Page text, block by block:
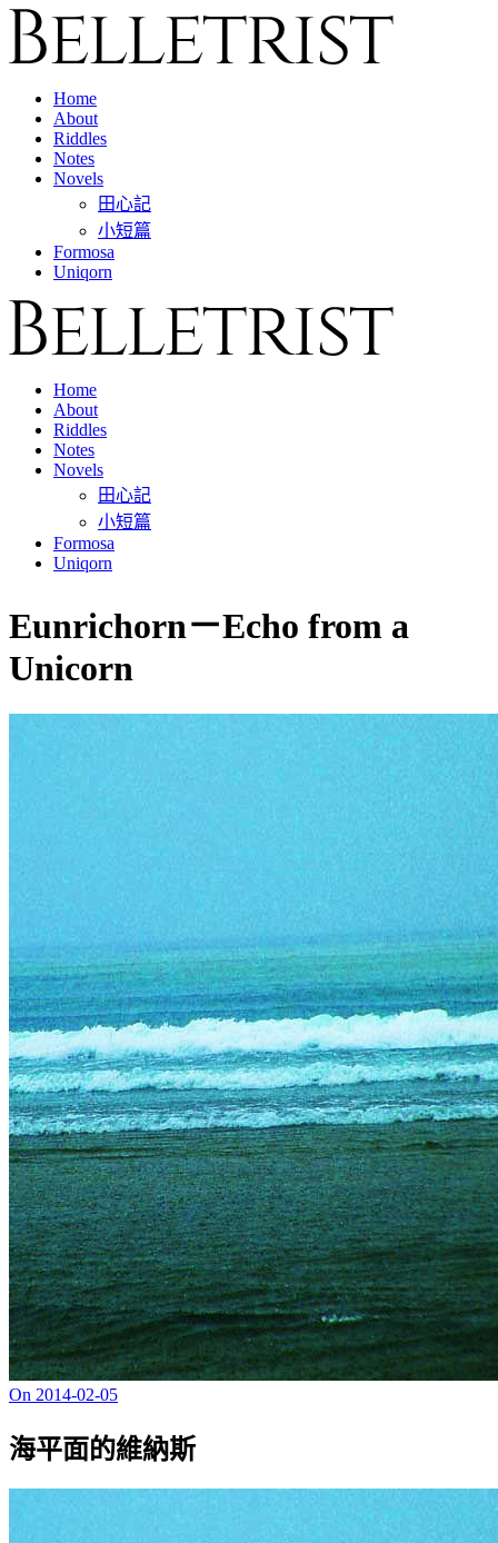
Home
About
Riddles
Notes
Novels
田心記
小短篇
Formosa
Uniqorn
Home
About
Riddles
Notes
Novels
田心記
小短篇
Formosa
Uniqorn
Eunrichorn－Echo from a
Unicorn
On 2014-02-05
海平面的維納斯